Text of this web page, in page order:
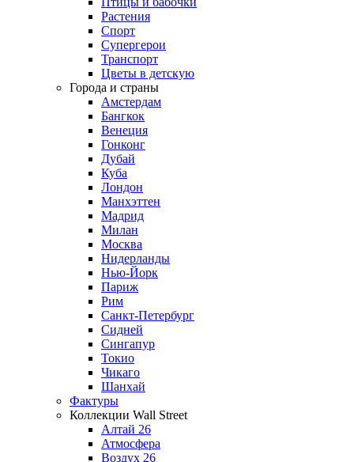
Растения
Спорт
Супергерои
Транспорт
Цветы в детскую
Города и страны
Амстердам
Бангкок
Венеция
Гонконг
Дубай
Куба
Лондон
Манхэттен
Мадрид
Милан
Москва
Нидерланды
Нью-Йорк
Париж
Рим
Санкт-Петербург
Сидней
Сингапур
Токио
Чикаго
Шанхай
Фактуры
Коллекции Wall Street
Алтай 26
Атмосфера
Воздух 26